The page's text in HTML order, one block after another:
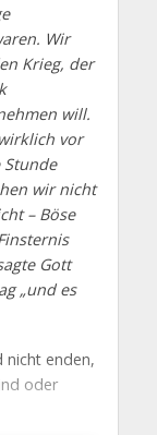
Wir
Krieg, der
will.
vor
wir nicht
– Böse
Gott
„und es
nicht enden,
oder